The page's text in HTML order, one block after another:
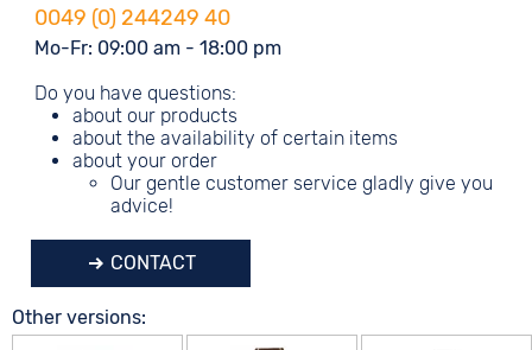
0049 (0) 244249 40
Mo-Fr: 09:00 am - 18:00 pm
Do you have questions:
about our products
about the availability of certain items
about your order
Our gentle customer service gladly give you
advice!
CONTACT
Other versions: